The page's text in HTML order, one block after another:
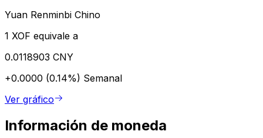
Yuan Renminbi Chino
1 XOF equivale a
0.0118903 CNY
+0.0000 (0.14%) Semanal
Ver gráfico
Información de moneda